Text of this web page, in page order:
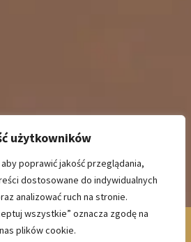
użytkowników
poprawić jakość przeglądania,
dostosowane do indywidualnych
analizować ruch na stronie.
wszystkie” oznacza zgodę na
plików cookie.
PRYWATNOŚCI
COOKIES
CREATED BY: